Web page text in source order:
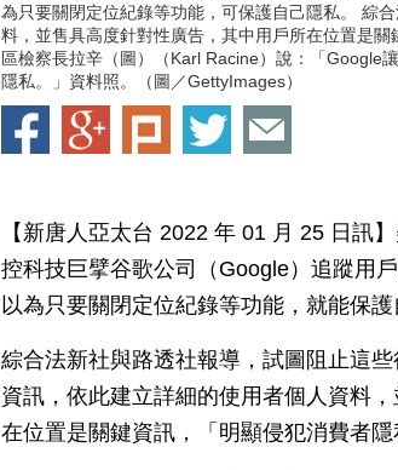
為只要關閉定位紀錄等功能，可保護自己隱私。 綜
料，並售具高度針對性廣告，其中用戶所在位置是
區檢察長拉辛（圖）（Karl Racine）說：「Google
隱私。」資料照。（圖／GettyImages）
【新唐人亞太台 2022 年 01 月 25 日訊
控科技巨擘谷歌公司（Google）追蹤用
以為只要關閉定位紀錄等功能，就能保護
綜合法新社與路透社報導，試圖阻止這
資訊，依此建立詳細的使用者個人資料
在位置是關鍵資訊，「明顯侵犯消費者隱